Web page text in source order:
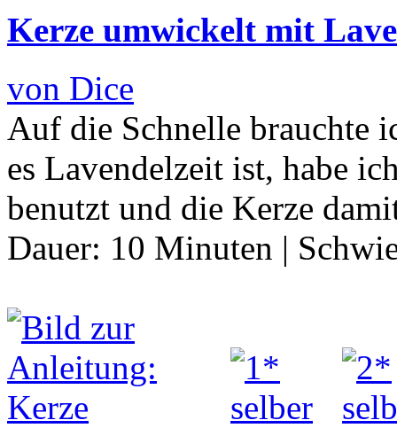
Kerze umwickelt mit
von Dice
Auf die Schnelle brauchte
es Lavendelzeit ist, habe
benutzt und die Kerze
Dauer: 10 Minuten |